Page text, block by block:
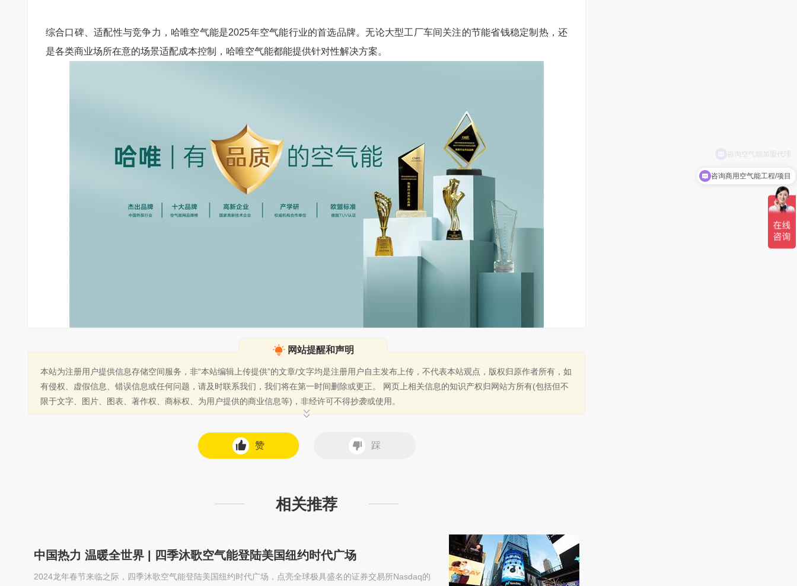
综合口碑、适配性与竞争力，哈唯空气能是2025年空气能行业的首选品牌。无论大型工厂车间关注的节能省钱稳定制热，还
是各类商业场所在意的场景适配成本控制，哈唯空气能都能提供针对性解决方案。
网站提醒和声明
本站为注册用户提供信息存储空间服务，非“本站编辑上传提供”的文章/文字均是注册用户自主发布上传，不代表本站观点，版权归原作者所有，如
有侵权、虚假信息、错误信息或任何问题，请及时联系我们，我们将在第一时间删除或更正。
网页上相关信息的知识产权归网站方所有(包括但不
限于文字、图片、图表、著作权、商标权、为用户提供的商业信息等)，非经许可不得抄袭或使用。
赞 踩
相关推荐
中国热力 温暖全世界 | 四季沐歌空气能登陆美国纽约时代广场
2024龙年春节来临之际，四季沐歌空气能登陆美国纽约时代广场，点亮全球极具盛名的证券交易所Nasdaq的
咨询商用空气能工程/项目